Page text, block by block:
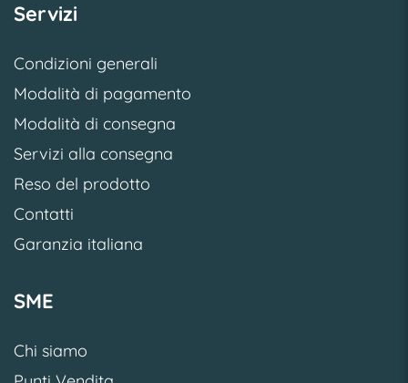
Servizi
Condizioni generali
Modalità di pagamento
Modalità di consegna
Servizi alla consegna
Reso del prodotto
Contatti
Garanzia italiana
SME
Chi siamo